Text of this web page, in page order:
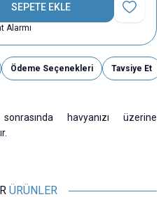
SEPETE EKLE
Favoriye
Alarmı
Ödeme Seçenekleri Tavsiye Et
havyanızı üzerine
ÜRÜNLER